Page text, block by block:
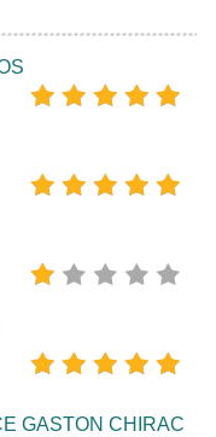
GASTON CHIRAC